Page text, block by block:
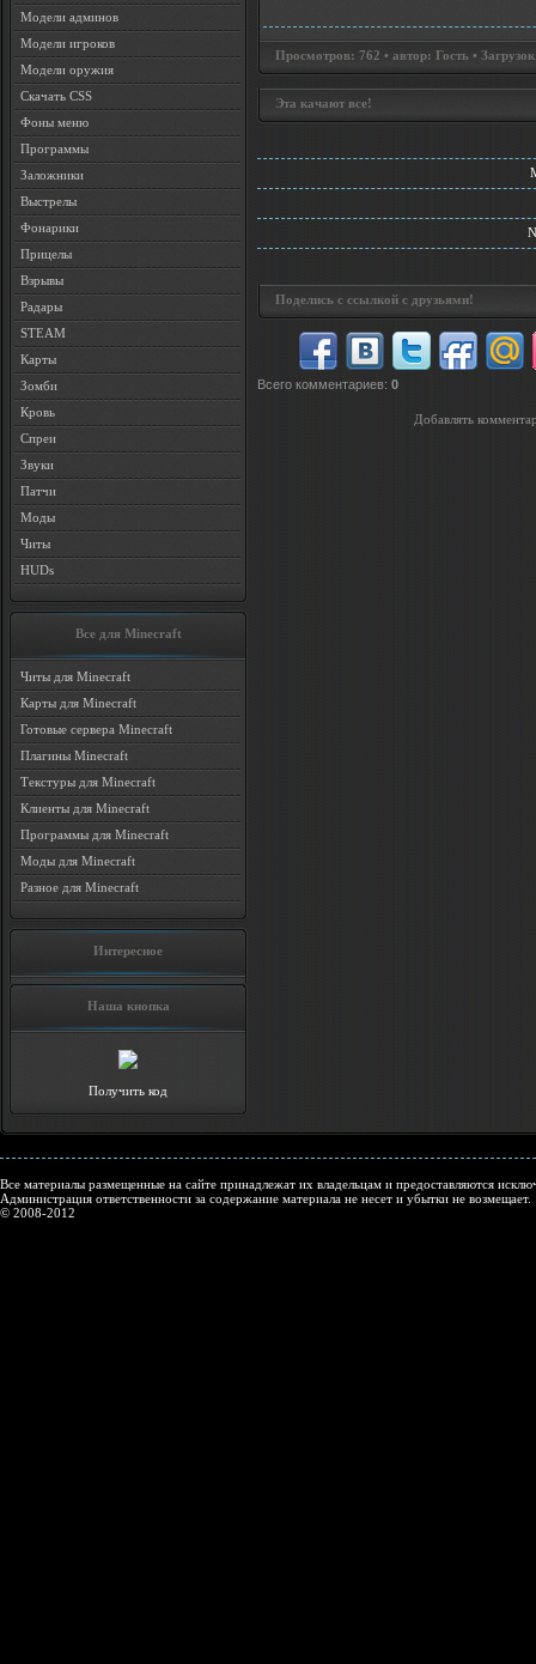
Модели админов
Модели игроков
Модели оружия
Скачать CSS
Фоны меню
Программы
Заложники
Выстрелы
Фонарики
Прицелы
Взрывы
Радары
STEAM
Карты
Зомби
Кровь
Спреи
Звуки
Патчи
Моды
Читы
HUDs
Все для Minecraft
Читы для Minecraft
Карты для Minecraft
Готовые сервера Minecraft
Плагины Minecraft
Текстуры для Minecraft
Клиенты для Minecraft
Программы для Minecraft
Моды для Minecraft
Разное для Minecraft
Интересное
Наша кнопка
Получить код
Просмотров: 762 • автор: Гость •
Эта качают все!
Поделись с ссылкой с друзьями!
Всего комментариев: 0
Добавлять
Все материалы размещенные на сайте принадлежат их владельцам и предоставляются
Администрация ответственности за содержание материала не несет и убытки не возмещает.
© 2008-2012